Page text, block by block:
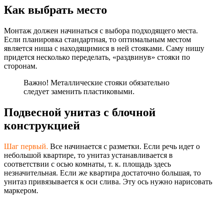
Как выбрать место
Монтаж должен начинаться с выбора подходящего места.
Если планировка стандартная, то оптимальным местом
является ниша с находящимися в ней стояками. Саму нишу
придется несколько переделать, «раздвинув» стояки по
сторонам.
Важно! Металлические стояки обязательно
следует заменить пластиковыми.
Подвесной унитаз с блочной
конструкцией
Шаг первый. Все начинается с разметки. Если речь идет о
небольшой квартире, то унитаз устанавливается в
соответствии с осью комнаты, т. к. площадь здесь
незначительная. Если же квартира достаточно большая, то
унитаз привязывается к оси слива. Эту ось нужно нарисовать
маркером.